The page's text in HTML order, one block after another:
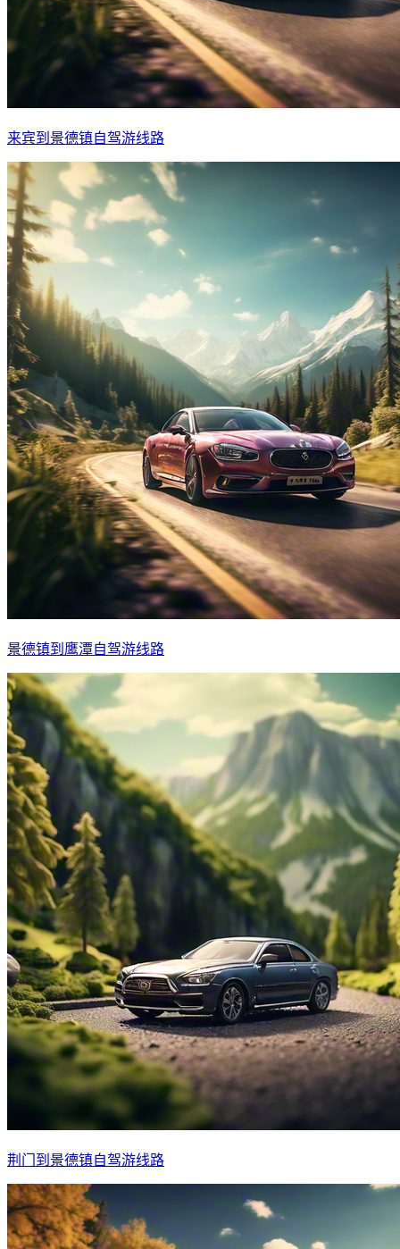
来宾到景德镇自驾游线路
景德镇到鹰潭自驾游线路
荆门到景德镇自驾游线路